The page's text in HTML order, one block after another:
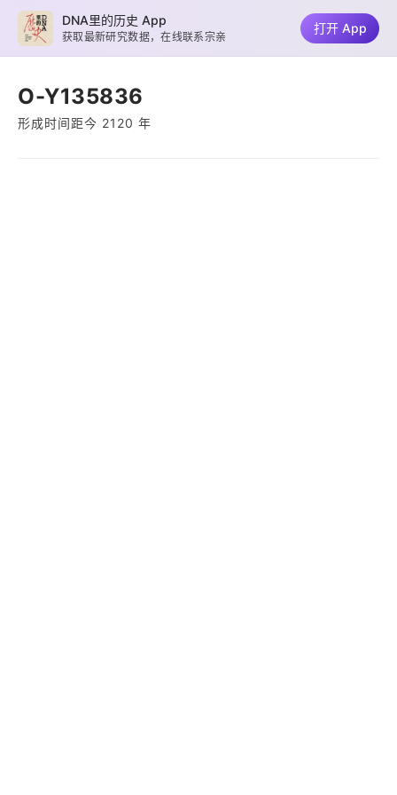
O-Y135836
形成时间距今 2120 年
DNA里的历史 App
获取最新研究数据，在线联系宗亲
打开 App